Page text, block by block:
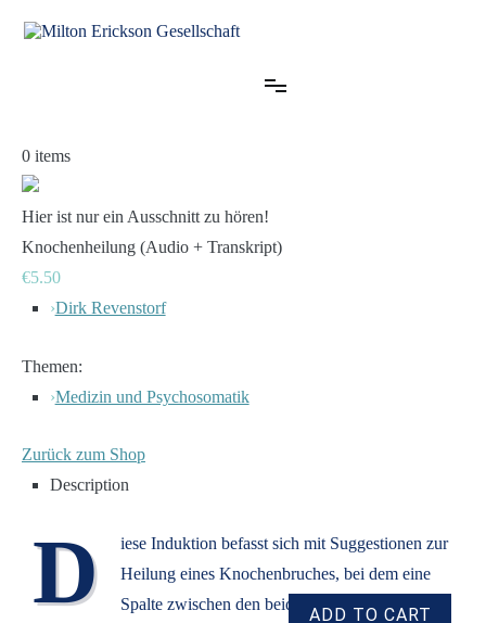
Inhalt
0 items
Hier ist nur ein Ausschnitt zu hören!
Knochenheilung (Audio + Transkript)
€5.50
›Dirk Revenstorf
Themen:
›Medizin und Psychosomatik
Zurück zum Shop
Description
D
iese Induktion befasst sich mit Suggestionen zur
Heilung eines Knochenbruches, bei dem eine
Spalte zwischen den beiden Bruchstücken